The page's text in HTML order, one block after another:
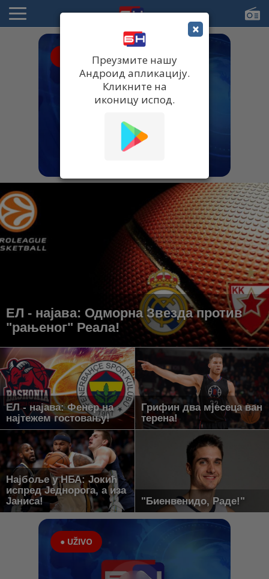
ЕЛ - најава: Одморна Звезда против
"рањеног" Реала!
ЕЛ - најава: Фенер на
најтежем гостовању!
Грифин два мјесеца ван
терена!
Најбоље у НБА: Јокић
испред Једнорога, а иза
Јаниса!
"Биенвенидо, Раде!"
● UŽIVO
×
Преузмите нашу
Андроид апликацију.
Кликните на
иконицу испод.